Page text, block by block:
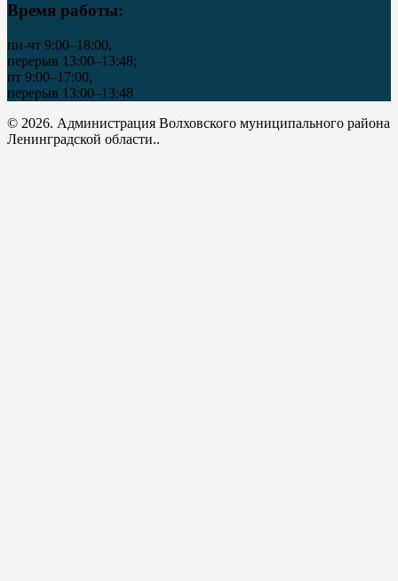
Время работы:
пн-чт 9:00–18:00,
перерыв 13:00–13:48;
пт 9:00–17:00,
перерыв 13:00–13:48
© 2026. Администрация Волховского муниципального района
Ленинградской области..